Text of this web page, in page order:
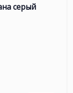
серый